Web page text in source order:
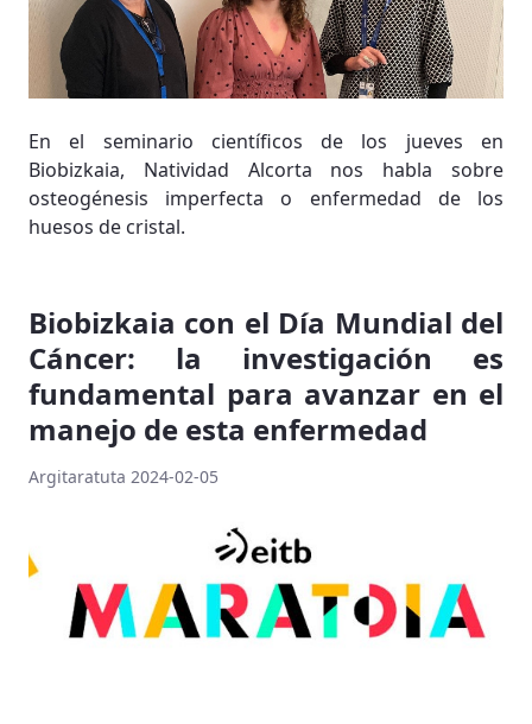
En el seminario científicos de los jueves en
Biobizkaia, Natividad Alcorta nos habla sobre
osteogénesis imperfecta o enfermedad de los
huesos de cristal.
Biobizkaia con el Día Mundial del
Cáncer: la investigación es
fundamental para avanzar en el
manejo de esta enfermedad
Argitaratuta 2024-02-05